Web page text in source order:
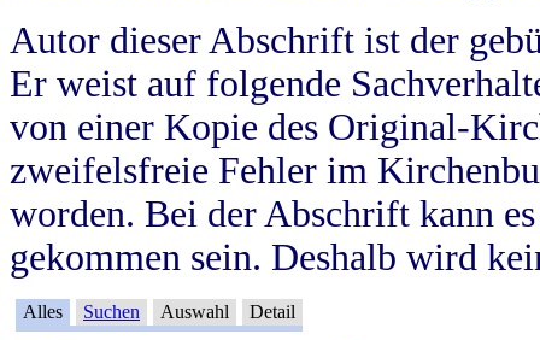
Autor dieser Abschrift ist der
Er weist auf folgende
von einer Kopie des Original-
zweifelsfreie Fehler im
worden. Bei der Abschrift kann
gekommen sein. Deshalb wird
Alles Suchen Auswahl Detail